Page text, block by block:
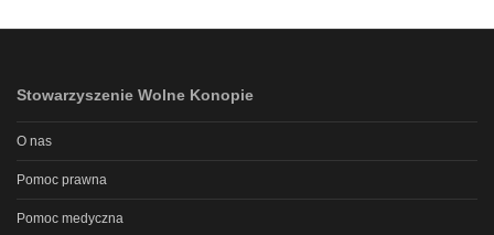
Stowarzyszenie Wolne Konopie
O nas
Pomoc prawna
Pomoc medyczna